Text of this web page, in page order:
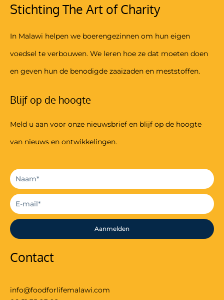
Stichting The Art of Charity
In Malawi helpen we boerengezinnen om hun eigen
voedsel te verbouwen. We leren hoe ze dat moeten doen
en geven hun de benodigde zaaizaden en meststoffen.
Blijf op de hoogte
Meld u aan voor onze nieuwsbrief en blijf op de hoogte
van nieuws en ontwikkelingen.
Aanmelden
Contact
info@foodforlifemalawi.com